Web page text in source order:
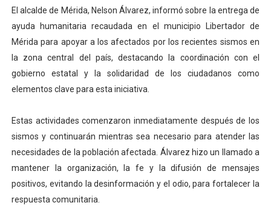
El Lactario del Iahula celebra la Semana Mundial de la
Plan Vacacional "Venezuela Ríe 2026" brinda
Iniciación al yoga reúne a diversos clubes deportivos
Mincomunas impulsa el autogobierno en Mérida con
Expertos inspeccionan espacios del OAN para la
El alcalde de Mérida, Nelson Álvarez, informó sobre la entrega de
ayuda humanitaria recaudada en el municipio Libertador de
Mérida para apoyar a los afectados por los recientes sismos en
la zona central del país, destacando la coordinación con el
gobierno estatal y la solidaridad de los ciudadanos como
elementos clave para esta iniciativa.
Estas actividades comenzaron inmediatamente después de los
sismos y continuarán mientras sea necesario para atender las
necesidades de la población afectada. Álvarez hizo un llamado a
mantener la organización, la fe y la difusión de mensajes
positivos, evitando la desinformación y el odio, para fortalecer la
respuesta comunitaria.